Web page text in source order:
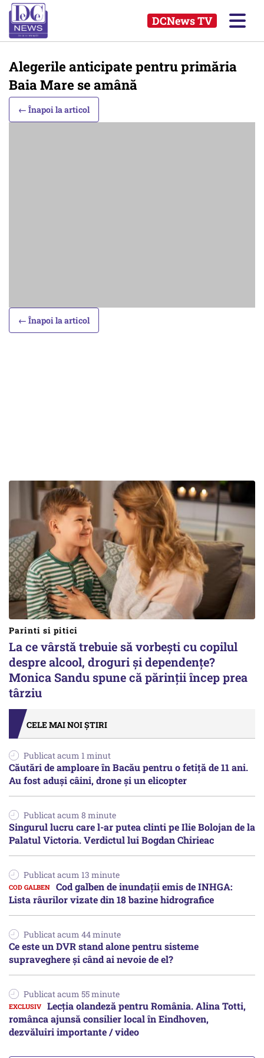
DCNews TV
Alegerile anticipate pentru primăria
Baia Mare se amână
← Înapoi la articol
← Înapoi la articol
Parinti si pitici
La ce vârstă trebuie să vorbești cu copilul
despre alcool, droguri și dependențe?
Monica Sandu spune că părinții încep prea
târziu
CELE MAI NOI ȘTIRI
Publicat acum 1 minut
Căutări de amploare în Bacău pentru o fetiță de 11 ani.
Au fost aduși câini, drone și un elicopter
Publicat acum 8 minute
Singurul lucru care l-ar putea clinti pe Ilie Bolojan de la
Palatul Victoria. Verdictul lui Bogdan Chirieac
Publicat acum 13 minute
Cod galben de inundații emis de INHGA:
Lista râurilor vizate din 18 bazine hidrografice
Publicat acum 44 minute
Ce este un DVR stand alone pentru sisteme
supraveghere și când ai nevoie de el?
Publicat acum 55 minute
Lecția olandeză pentru România. Alina Totti,
românca ajunsă consilier local în Eindhoven,
dezvăluiri importante / video